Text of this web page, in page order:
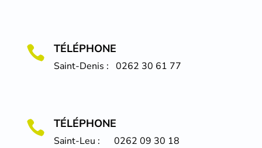
 TÉLÉPHONE
Saint-Denis : 0262 30 61 77
 TÉLÉPHONE
Saint-Leu : 0262 09 30 18